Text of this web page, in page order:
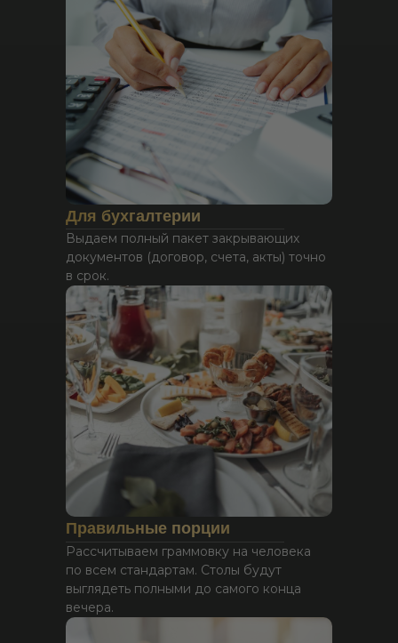
Для бухгалтерии
Выдаем полный пакет закрывающих
документов (договор, счета, акты) точно
в срок.
Правильные порции
Рассчитываем граммовку на человека
по всем стандартам. Столы будут
выглядеть полными до самого конца
вечера.